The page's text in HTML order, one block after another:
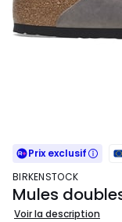
Prix exclusif
BIRKENSTOCK
Mules
Voir la description